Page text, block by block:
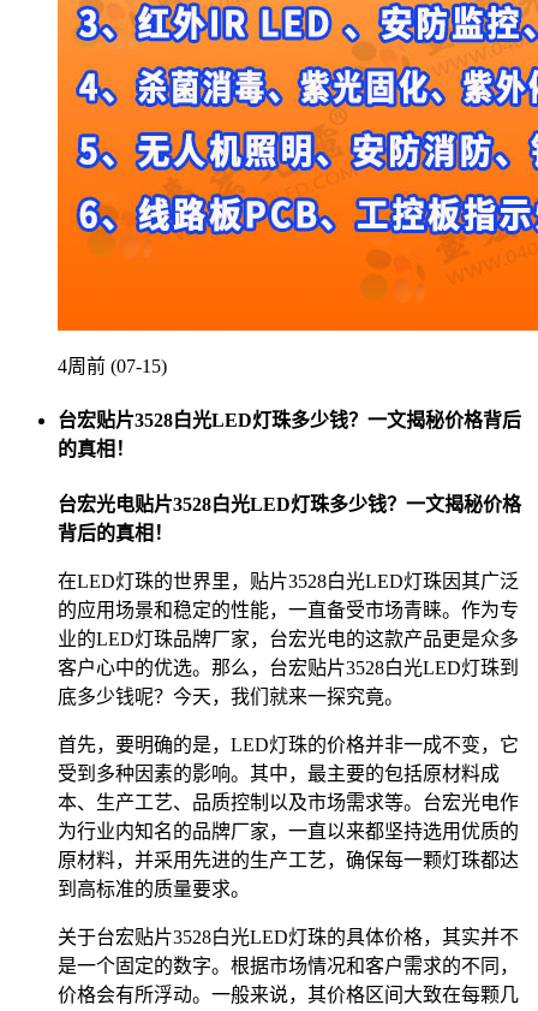
4周前 (07-15)
台宏贴片3528白光LED灯珠多少钱？一文揭秘价格背后
的真相！
台宏光电贴片3528白光LED灯珠多少钱？一文揭秘价格
背后的真相！
在LED灯珠的世界里，贴片3528白光LED灯珠因其广泛
的应用场景和稳定的性能，一直备受市场青睐。作为专
业的LED灯珠品牌厂家，台宏光电的这款产品更是众多
客户心中的优选。那么，台宏贴片3528白光LED灯珠到
底多少钱呢？今天，我们就来一探究竟。
首先，要明确的是，LED灯珠的价格并非一成不变，它
受到多种因素的影响。其中，最主要的包括原材料成
本、生产工艺、品质控制以及市场需求等。台宏光电作
为行业内知名的品牌厂家，一直以来都坚持选用优质的
原材料，并采用先进的生产工艺，确保每一颗灯珠都达
到高标准的质量要求。
关于台宏贴片3528白光LED灯珠的具体价格，其实并不
是一个固定的数字。根据市场情况和客户需求的不同，
价格会有所浮动。一般来说，其价格区间大致在每颗几